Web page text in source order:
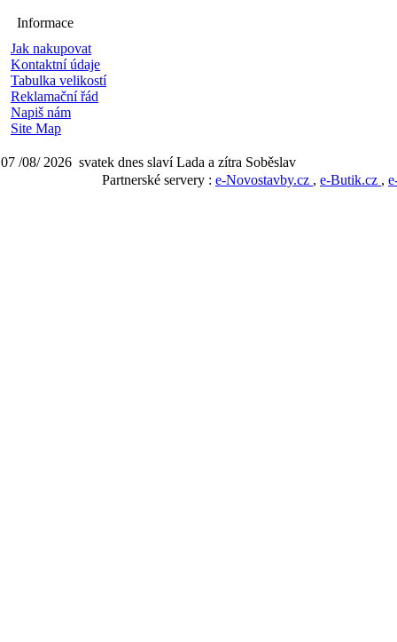
Informace
Jak nakupovat
Kontaktní údaje
Tabulka velikostí
Reklamační řád
Napiš nám
Site Map
07 /08/ 2026 svatek dnes slaví Lada a zítra Soběslav
Partnerské servery : e-Novostavby.cz , e-Butik.cz ,